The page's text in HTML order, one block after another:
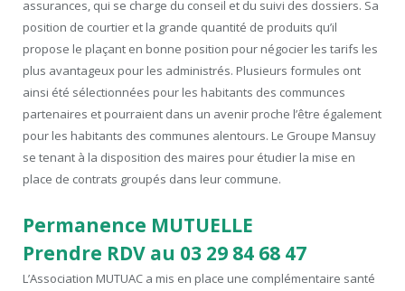
assurances, qui se charge du conseil et du suivi des dossiers. Sa
position de courtier et la grande quantité de produits qu’il
propose le plaçant en bonne position pour négocier les tarifs les
plus avantageux pour les administrés. Plusieurs formules ont
ainsi été sélectionnées pour les habitants des communces
partenaires et pourraient dans un avenir proche l’être également
pour les habitants des communes alentours. Le Groupe Mansuy
se tenant à la disposition des maires pour étudier la mise en
place de contrats groupés dans leur commune.
Permanence MUTUELLE
Prendre RDV au 03 29 84 68 47
L’Association MUTUAC a mis en place une complémentaire santé